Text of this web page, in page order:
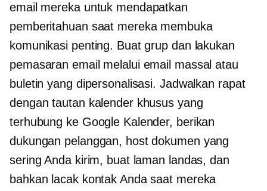
email mereka untuk mendapatkan
pemberitahuan saat mereka membuka
komunikasi penting. Buat grup dan lakukan
pemasaran email melalui email massal atau
buletin yang dipersonalisasi. Jadwalkan rapat
dengan tautan kalender khusus yang
terhubung ke Google Kalender, berikan
dukungan pelanggan, host dokumen yang
sering Anda kirim, buat laman landas, dan
bahkan lacak kontak Anda saat mereka